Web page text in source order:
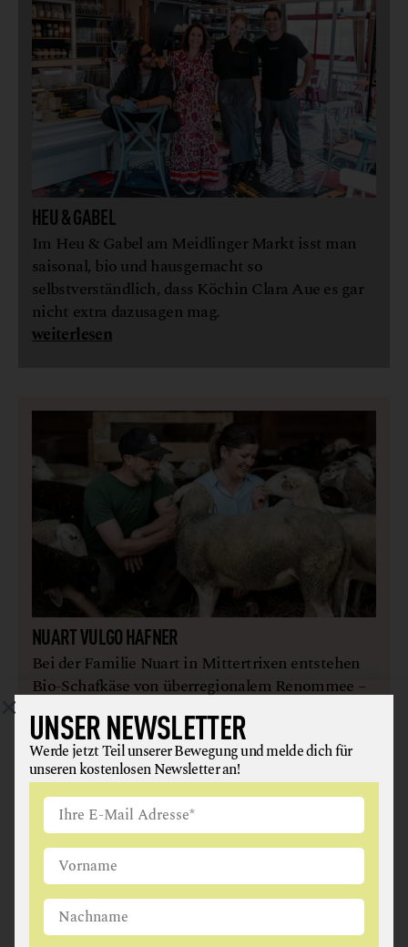
HEU & GABEL
Im Heu & Gabel am Meidlinger Markt isst man
saisonal, bio und hausgemacht so
selbstverständlich, dass Köchin Clara Aue es gar
nicht extra dazusagen mag.
weiterlesen
NUART VULGO HAFNER
Bei der Familie Nuart in Mittertrixen entstehen
Bio-Schafkäse von überregionalem Renommee –
weiterlesen
UNSER NEWSLETTER
Werde jetzt Teil unserer Bewegung und melde dich für
unseren kostenlosen Newsletter an!